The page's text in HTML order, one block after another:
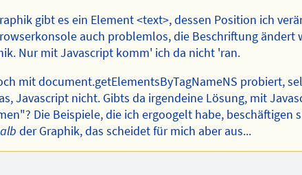
gibt es ein Element <text>, dessen Position ich
auch problemlos, die Beschriftung ändert
Nur mit Javascript komm' ich da nicht 'ran.
mit document.getElementsByTagNameNS probiert,
Javascript nicht. Gibts da irgendeine Lösung, mit
Die Beispiele, die ich ergoogelt habe, beschäftigen
der Graphik, das scheidet für mich aber aus...